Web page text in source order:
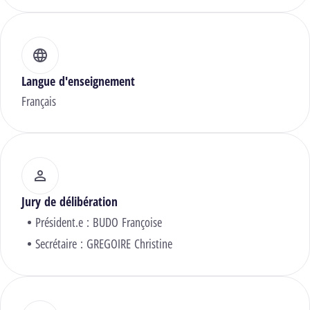
Langue d'enseignement
Français
Jury de délibération
Président.e : BUDO Françoise
Secrétaire : GREGOIRE Christine